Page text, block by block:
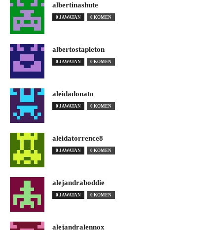
albertinashute
0 JAWATAN 0 KOMEN
albertostapleton
0 JAWATAN 0 KOMEN
aleidadonato
0 JAWATAN 0 KOMEN
aleidatorrence8
0 JAWATAN 0 KOMEN
alejandraboddie
0 JAWATAN 0 KOMEN
alejandralennox